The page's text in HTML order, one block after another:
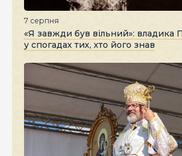
7 серпня
«Я завжди був вільний»: владика
у спогадах тих, хто його знав